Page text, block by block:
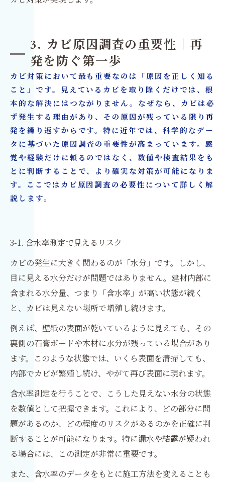
3. カビ原因調査の重要性｜再
発を防ぐ第一歩
カビ対策において最も重要なのは「原因を正しく知る
こと」です。見えているカビを取り除くだけでは、根
本的な解決にはつながりません。なぜなら、カビは必
ず発生する理由があり、その原因が残っている限り再
発を繰り返すからです。特に近年では、科学的なデー
タに基づいた原因調査の重要性が高まっています。感
覚や経験だけに頼るのではなく、数値や検査結果をも
とに判断することで、より確実な対策が可能になりま
す。ここではカビ原因調査の必要性について詳しく解
説します。
3-1. 含水率測定で見えるリスク
カビの発生に大きく関わるのが「水分」です。しかし、
目に見える水分だけが問題ではありません。建材内部に
含まれる水分量、つまり「含水率」が高い状態が続く
と、カビは見えない場所で増殖し続けます。
例えば、壁紙の表面が乾いているように見えても、その
裏側の石膏ボードや木材に水分が残っている場合があり
ます。このような状態では、いくら表面を清掃しても、
内部でカビが繁殖し続け、やがて再び表面に現れます。
含水率測定を行うことで、こうした見えない水分の状態
を数値として把握できます。これにより、どの部分に問
題があるのか、どの程度のリスクがあるのかを正確に判
断することが可能になります。特に漏水や結露が疑われ
る場合には、この測定が非常に重要です。
また、含水率のデータをもとに施工方法を変えることも